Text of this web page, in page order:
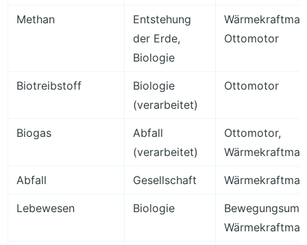
Methan
Entstehung
der Erde,
Biologie
Ottomotor
Biotreibstoff
Biologie
(verarbeitet)
Ottomotor
Biogas
Abfall
(verarbeitet)
Ottomotor,
Abfall Gesellschaft
Lebewesen Biologie